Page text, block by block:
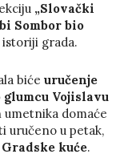
„Slovački
Sombor bio
istoriji grada.
biće uručenje
Vojislavu
domaće
uručeno u petak,
kuće.